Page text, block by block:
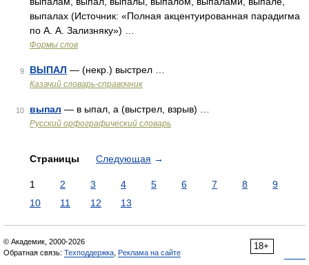
выпалах (Источник: «Полная акцентуированная парадигма
по А. А. Зализняку») …
Формы слов
9 ВЫПАЛ — (некр.) выстрел …
Казачий словарь-справочник
10 выпал — в ыпал, а (выстрел, взрыв) …
Русский орфографический словарь
Страницы Следующая →
1 2 3 4 5 6 7 8
9
10
11 12 13
18+
© Академик, 2000-2026
Обратная связь: Техподдержка Реклама на сайте